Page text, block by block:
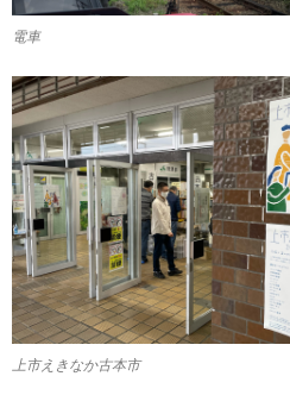
電車
上市えきなか古本市